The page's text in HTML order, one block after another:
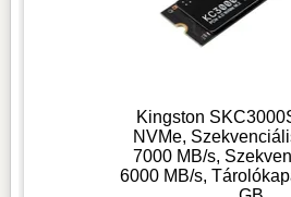
Kingston
NVMe,
7000 MB/s,
6000 MB/s,